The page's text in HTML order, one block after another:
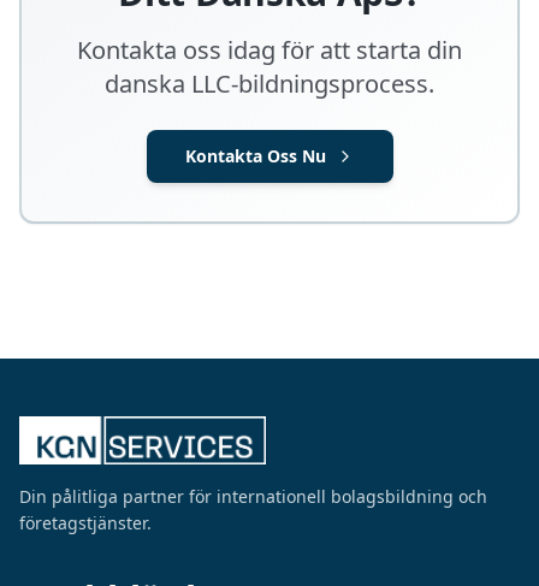
Kontakta oss idag för att starta din
danska LLC-bildningsprocess.
Kontakta Oss Nu
Din pålitliga partner för internationell bolagsbildning och
företagstjänster.